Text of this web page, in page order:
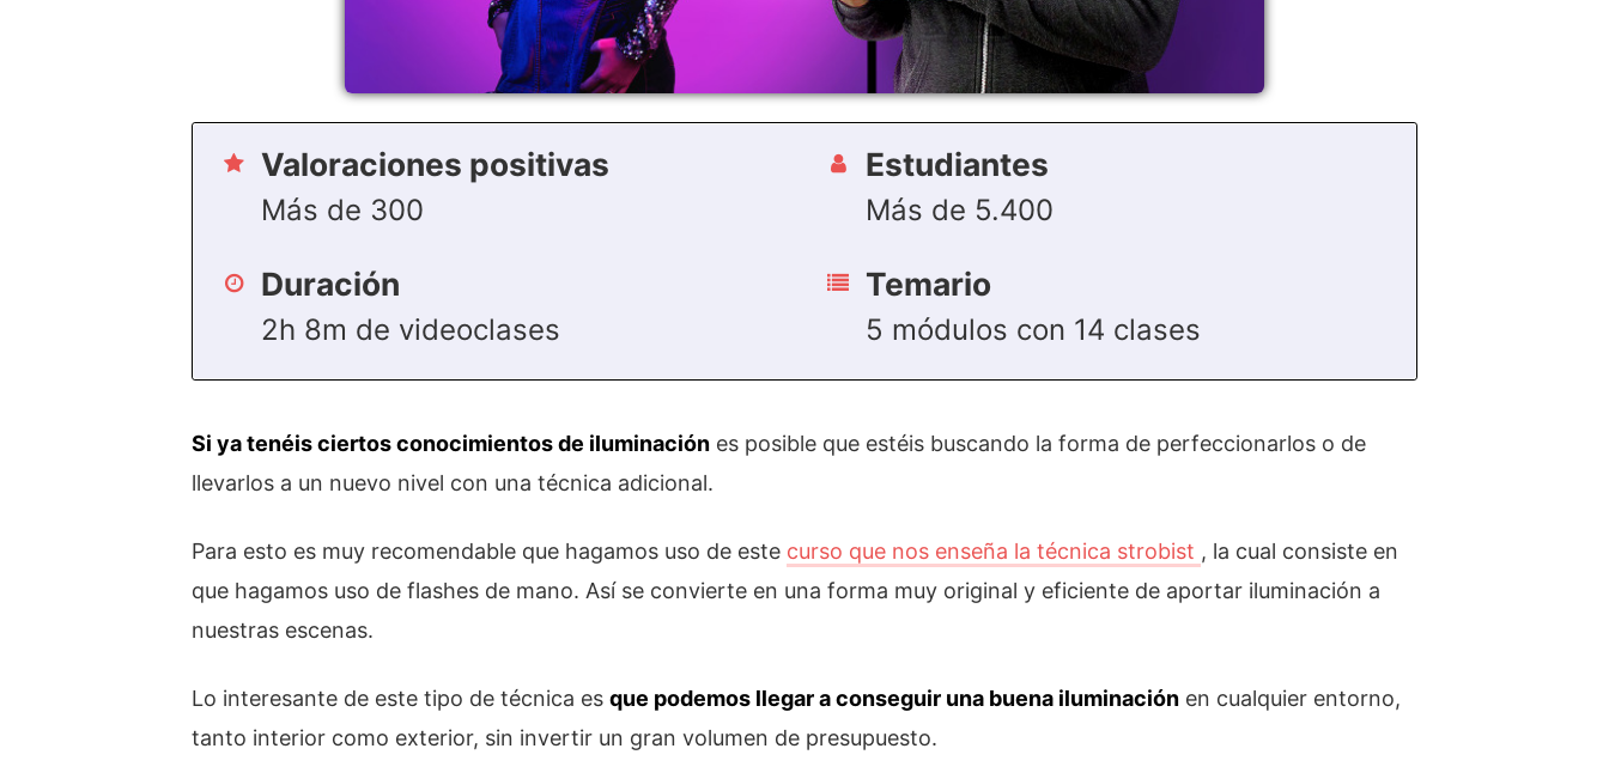
Valoraciones positivas
Más de 300
Duración
2h 8m de videoclases
Estudiantes
Más de 5.400
Temario
5 módulos con 14 clases
Si ya tenéis ciertos conocimientos de iluminación es posible que estéis buscando la forma de perfeccionarlos o de
llevarlos a un nuevo nivel con una técnica adicional.
Para esto es muy recomendable que hagamos uso de este curso que nos enseña la técnica strobist , la cual consiste en
que hagamos uso de flashes de mano. Así se convierte en una forma muy original y eficiente de aportar iluminación a
nuestras escenas.
Lo interesante de este tipo de técnica es que podemos llegar a conseguir una buena iluminación en cualquier entorno,
tanto interior como exterior, sin invertir un gran volumen de presupuesto.